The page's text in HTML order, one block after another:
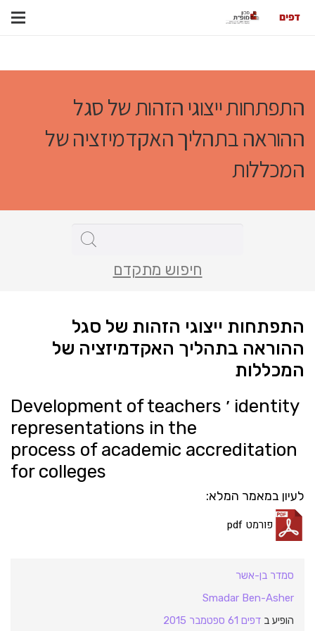
התפתחות ייצוגי הזהות של סגל
ההוראה בתהליך האקדמיזציה של
המכללות
חיפוש מתקדם
התפתחות ייצוגי הזהות של סגל
ההוראה בתהליך האקדמיזציה של
המכללות
Development of teachers ׳ identity
representations in the
process of academic accreditation
for colleges
לעיון במאמר המלא:
פורמט pdf
סמדר בן-אשר
Smadar Ben-Asher
הופיע ב דפים 61 ספטמבר 2015